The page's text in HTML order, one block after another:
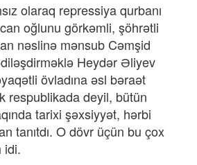
olaraq repressiya qurbanı
oğlunu görkəmli, şöhrətli
nəslinə mənsub Cəmşid
Heydər Əliyev
övladına əsl bəraət
respublikada deyil, bütün
tarixi şəxsiyyət, hərbi
tanıtdı. O dövr üçün bu çox
idi.